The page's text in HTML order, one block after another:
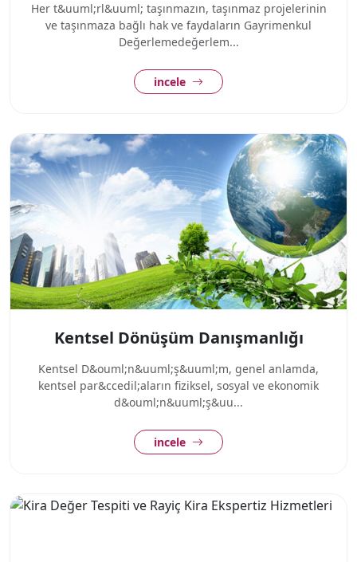
Her t&uuml;rl&uuml; taşınmazın, taşınmaz projelerinin
ve taşınmaza bağlı hak ve faydaların Gayrimenkul
Değerlemedeğerlem...
incele
Kentsel Dönüşüm Danışmanlığı
Kentsel D&ouml;n&uuml;ş&uuml;m, genel anlamda,
kentsel par&ccedil;aların fiziksel, sosyal ve ekonomik
d&ouml;n&uuml;ş&uu...
incele